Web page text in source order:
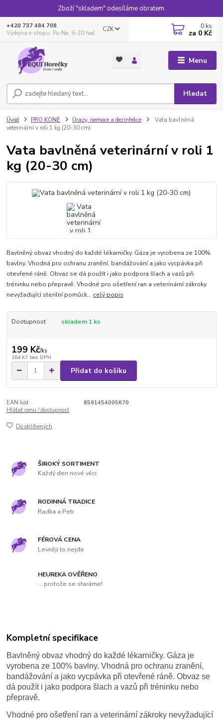
Zboží "skladem" odesíláme obratem.
Menu
CZK
Hledat
+420 737 484 708
Výdejna e-shopu: Po-Ne, 8-20 hod.
0 ks
za 0 Kč
Úvod PRO KONĚ Úrazy, nemoce a dezinfekce
Vata bavlněná
veterinární v roli 1 kg (20-30 cm)
Vata bavlněná veterinární v roli 1
kg (20-30 cm)
Bavlněný obvaz vhodný do každé lékarničky. Gáza je vyrobena ze 100%
bavlny. Vhodná pro ochranu zranění, bandážování a jako vycpávka při
otevřené ráně. Obvaz se dá použít i jako podpora šlach a vazů při
tréninku nebo přepravě. Vhodné pro ošetření ran a veterinární zákroky
nevyžadující sterilní pomůck... celý popis
Dostupnost skladem 1 ks
199 Kč/ks
164 Kč bez DPH
Přidat do košíku
EAN kód:
8591454005670
Hlídat cenu / dostupnost
Do oblíbených
ŠIROKÝ SORTIMENT
Každý den nové věci
RODINNÁ TRADICE
Radka a Petr
FÉROVÁ CENA
Levněji to nejde
HEUREKA OVĚŘENO
... protože se staráme!
Kompletní specifikace
Bavlněný obvaz vhodný do každé lékarničky. Gáza je
vyrobena ze 100% bavlny. Vhodná pro ochranu zranění,
bandážování a jako vycpávka při otevřené ráně. Obvaz se
dá použít i jako podpora šlach a vazů při tréninku nebo
přepravě.
Vhodné pro ošetření ran a veterinární zákroky nevyžadující